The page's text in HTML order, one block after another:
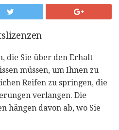
die Sie über den Erhalt
müssen, um Ihnen zu
Reifen zu springen, die
verlangen. Die
hängen davon ab, wo Sie